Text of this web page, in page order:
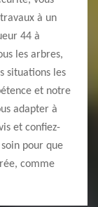
à un
44 à
les arbres,
situations les
et notre
adapter à
et confiez-
pour que
comme